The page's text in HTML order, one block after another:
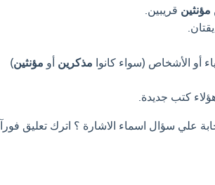
مؤنثين قريبين.
أو الأشخاص (سواء كانوا مذكرين أو مؤنثين)
كتب جديدة.
علي سؤال اسماء الاشارة ؟ اترك تعليق فورآ.